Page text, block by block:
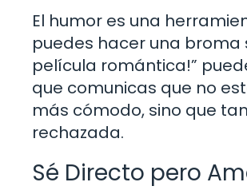
El humor es una
puedes hacer una broma
película romántica!”
que comunicas que no
más cómodo, sino que
rechazada.
Sé Directo pero